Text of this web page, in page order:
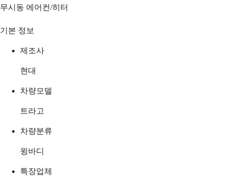
무시동 에어컨/히터
기본 정보
제조사
현대
차량모델
트라고
차량분류
윙바디
특장업체